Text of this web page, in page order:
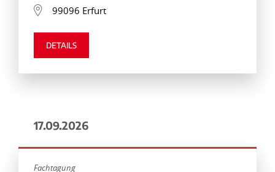
99096 Erfurt
DETAILS
17.09.2026
Fachtagung